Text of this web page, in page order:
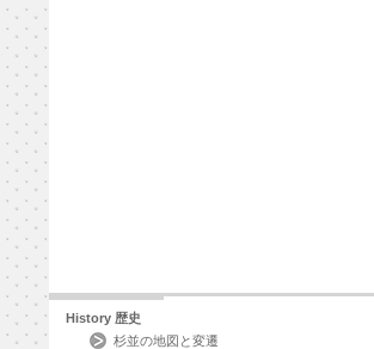
History 歴史
杉並の地図と変遷